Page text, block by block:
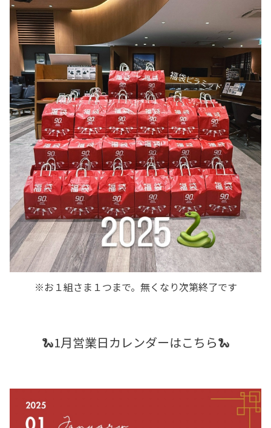
※お１組さま１つまで。無くなり次第終了です
🐍1月営業日カレンダーはこちら🐍